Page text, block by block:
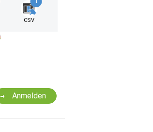
1
CSV
Anmelden